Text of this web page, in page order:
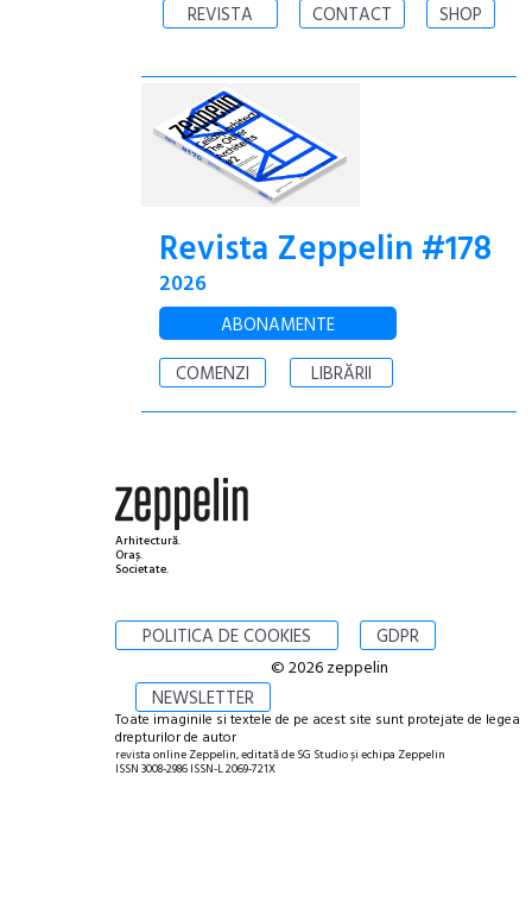
REVISTA CONTACT SHOP
Revista Zeppelin #178
2026
ABONAMENTE
COMENZI
LIBRĂRII
Arhitectură.
Oraș.
Societate.
POLITICA DE COOKIES GDPR
NEWSLETTER
© 2026 zeppelin
Toate imaginile si textele de pe acest site sunt protejate de legea
drepturilor de autor
revista online Zeppelin, editată de SG Studio și echipa Zeppelin
ISSN 3008-2986 ISSN-L 2069-721X